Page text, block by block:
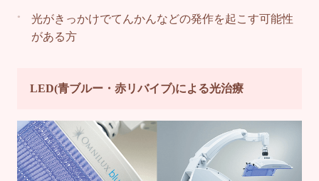
光がきっかけでてんかんなどの発作を起こす可能性
がある方
LED(青ブルー・赤リバイブ)による光治療